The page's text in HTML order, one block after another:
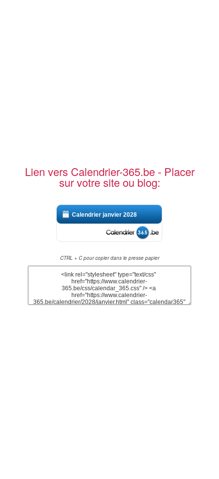
Lien vers Calendrier-365.be - Placer
sur votre site ou blog:
Calendrier janvier 2028
CTRL + C pour copier dans le presse papier